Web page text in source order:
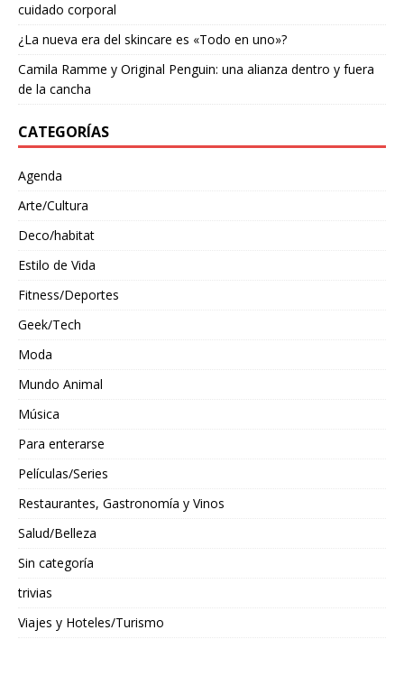
cuidado corporal
¿La nueva era del skincare es «Todo en uno»?
Camila Ramme y Original Penguin: una alianza dentro y fuera
de la cancha
CATEGORÍAS
Agenda
Arte/Cultura
Deco/habitat
Estilo de Vida
Fitness/Deportes
Geek/Tech
Moda
Mundo Animal
Música
Para enterarse
Películas/Series
Restaurantes, Gastronomía y Vinos
Salud/Belleza
Sin categoría
trivias
Viajes y Hoteles/Turismo